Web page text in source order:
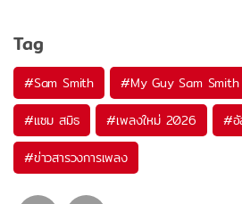
Tag
#Sam Smith #My Guy Sam Smith
#แซม สมิธ #เพลงใหม่ 2026 #
#ข่าวสารวงการเพลง